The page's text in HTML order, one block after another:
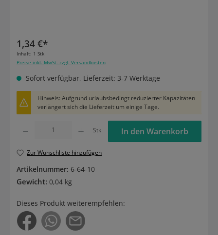
1,34 €*
Inhalt: 1 Stk
Preise inkl. MwSt. zzgl. Versandkosten
Sofort verfügbar, Lieferzeit: 3-7 Werktage
Hinweis: Aufgrund urlaubsbedingt reduzierter Kapazitäten
verlängert sich die Lieferzeit um einige Tage.
Stk In den Warenkorb
Zur Wunschliste hinzufügen
Artikelnummer: 6-64-10
Gewicht: 0,04 kg
Dieses Produkt weiterempfehlen: